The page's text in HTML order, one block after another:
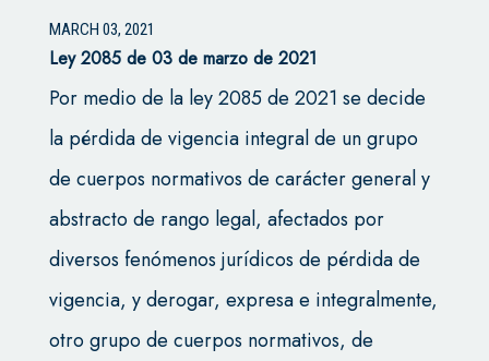
MARCH 03, 2021
Ley 2085 de 03 de marzo de 2021
Por medio de la ley 2085 de 2021 se decide
la pérdida de vigencia integral de un grupo
de cuerpos normativos de carácter general y
abstracto de rango legal, afectados por
diversos fenómenos jurídicos de pérdida de
vigencia, y derogar, expresa e integralmente,
otro grupo de cuerpos normativos, de